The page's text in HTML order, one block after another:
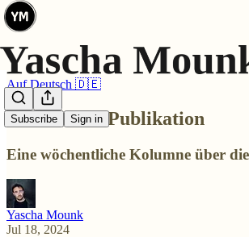
Subscribe Sign in
Auf Deutsch 🇩🇪
Meine neue Publikation
Eine wöchentliche Kolumne über
Yascha Mounk
Jul 18, 2024